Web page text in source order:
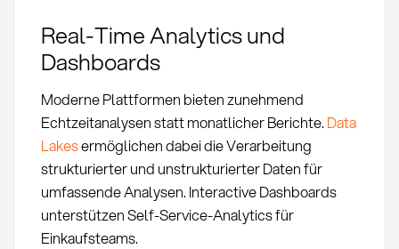
Real-Time Analytics und
Dashboards
Moderne Plattformen bieten zunehmend
Echtzeitanalysen statt monatlicher Berichte. Data
Lakesermöglichen dabei die Verarbeitung
strukturierter und unstrukturierter Daten für
umfassende Analysen. Interactive Dashboards
unterstützen Self-Service-Analytics für
Einkaufsteams.